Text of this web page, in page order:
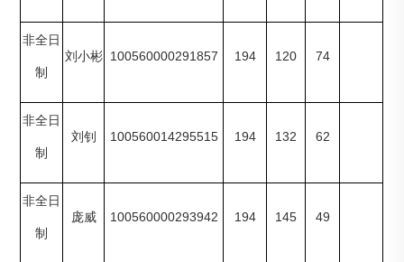
非全日
制
刘小彬 100560000291857 194 120 74
非全日
制
刘钊 100560014295515 194 132 62
非全日
制
庞威 100560000293942 194 145 49